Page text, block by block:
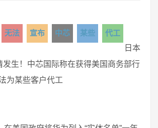
无法 宣布 中芯 某些
代工
日本
发生！中芯国际称在获得美国商务部行
为某些客户代工